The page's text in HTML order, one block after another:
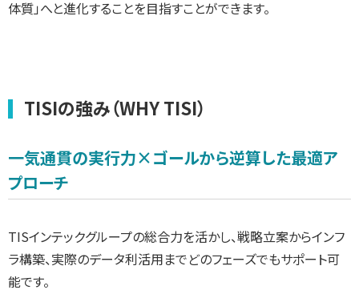
体質」へと進化することを目指すことができます。
TISIの強み（WHY TISI）
一気通貫の実行力×ゴールから逆算した最適ア
プローチ
TISインテックグループの総合力を活かし、戦略立案からインフ
ラ構築、実際のデータ利活用までどのフェーズでもサポート可
能です。